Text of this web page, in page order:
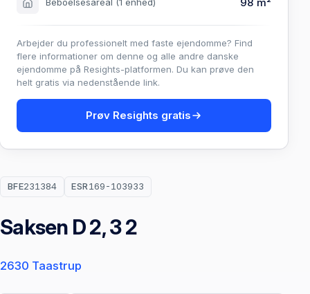
BFE231384 ESR169-103933
Saksen D 2, 3 2
2630 Taastrup
Arbejder du professionelt med faste ejendomme? Find
flere informationer om denne og alle andre danske
ejendomme på Resights-platformen. Du kan prøve den
helt gratis via nedenstående link.
Prøv Resights gratis